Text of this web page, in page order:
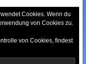
Cookies. Wenn du
von Cookies zu.
von Cookies, findest